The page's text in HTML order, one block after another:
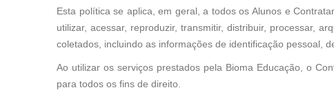
Esta política se aplica, em geral, a todos os Alunos e
utilizar, acessar, reproduzir, transmitir, distribuir, processar,
coletados, incluindo as informações de identificação pessoal,
Ao utilizar os serviços prestados pela Bioma Educação, o
para todos os fins de direito.